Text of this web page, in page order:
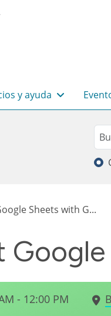
y ayuda
Search
de
Sheets with G...
- 12:00 PM